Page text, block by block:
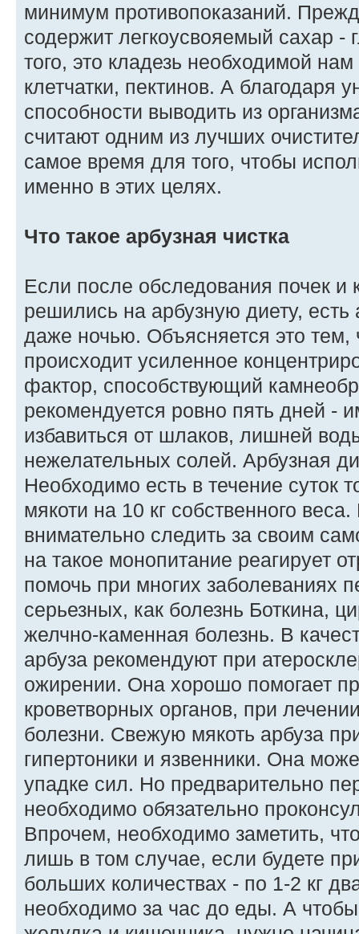
минимум противопоказаний.
содержит легкоусвояемый сахар -
того, это кладезь необходимой
клетчатки, пектинов. А благодаря
способности выводить из
считают одним из лучших
самое время для того, чтобы
именно в этих целях.
Что такое арбузная чистка
Если после обследования почек и
решились на арбузную диету, есть
даже ночью. Объясняется это
происходит усиленное
фактор, способствующий
рекомендуется ровно пять дней -
избавиться от шлаков, лишней
нежелательных солей. Арбузная
Необходимо есть в течение суток
мякоти на 10 кг собственного
внимательно следить за своим
на такое монопитание реагирует
помочь при многих заболеваниях
серьезных, как болезнь Боткина,
желчно-каменная болезнь. В
арбуза рекомендуют при
ожирении. Она хорошо помогает
кроветворных органов, при
болезни. Свежую мякоть арбуза
гипертоники и язвенники. Она
упадке сил. Но предварительно
необходимо обязательно
Впрочем, необходимо заметить,
лишь в том случае, если будете
больших количествах - по 1-2 кг
необходимо за час до еды. А